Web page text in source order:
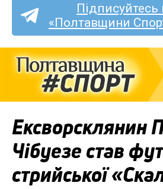
Підписуйтесь
«Полтавщини
Ексворсклянин
Чібуезе став
стрийської